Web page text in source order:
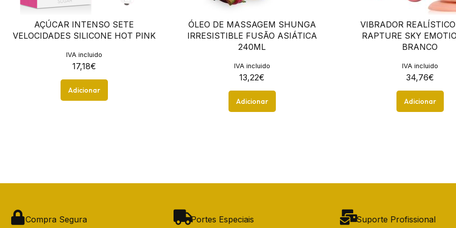
AÇÚCAR INTENSO SETE
VELOCIDADES SILICONE HOT PINK
17,18€
IVA incluido
Adicionar
ÓLEO DE MASSAGEM SHUNGA
IRRESISTIBLE FUSÃO ASIÁTICA
240ML
13,22€
IVA incluido
Adicionar
VIBRADOR
RAPTURE SKY
BRANCO
34,76€
IVA incluido
Adicionar
Compra Segura Portes Especiais Suporte Profissional